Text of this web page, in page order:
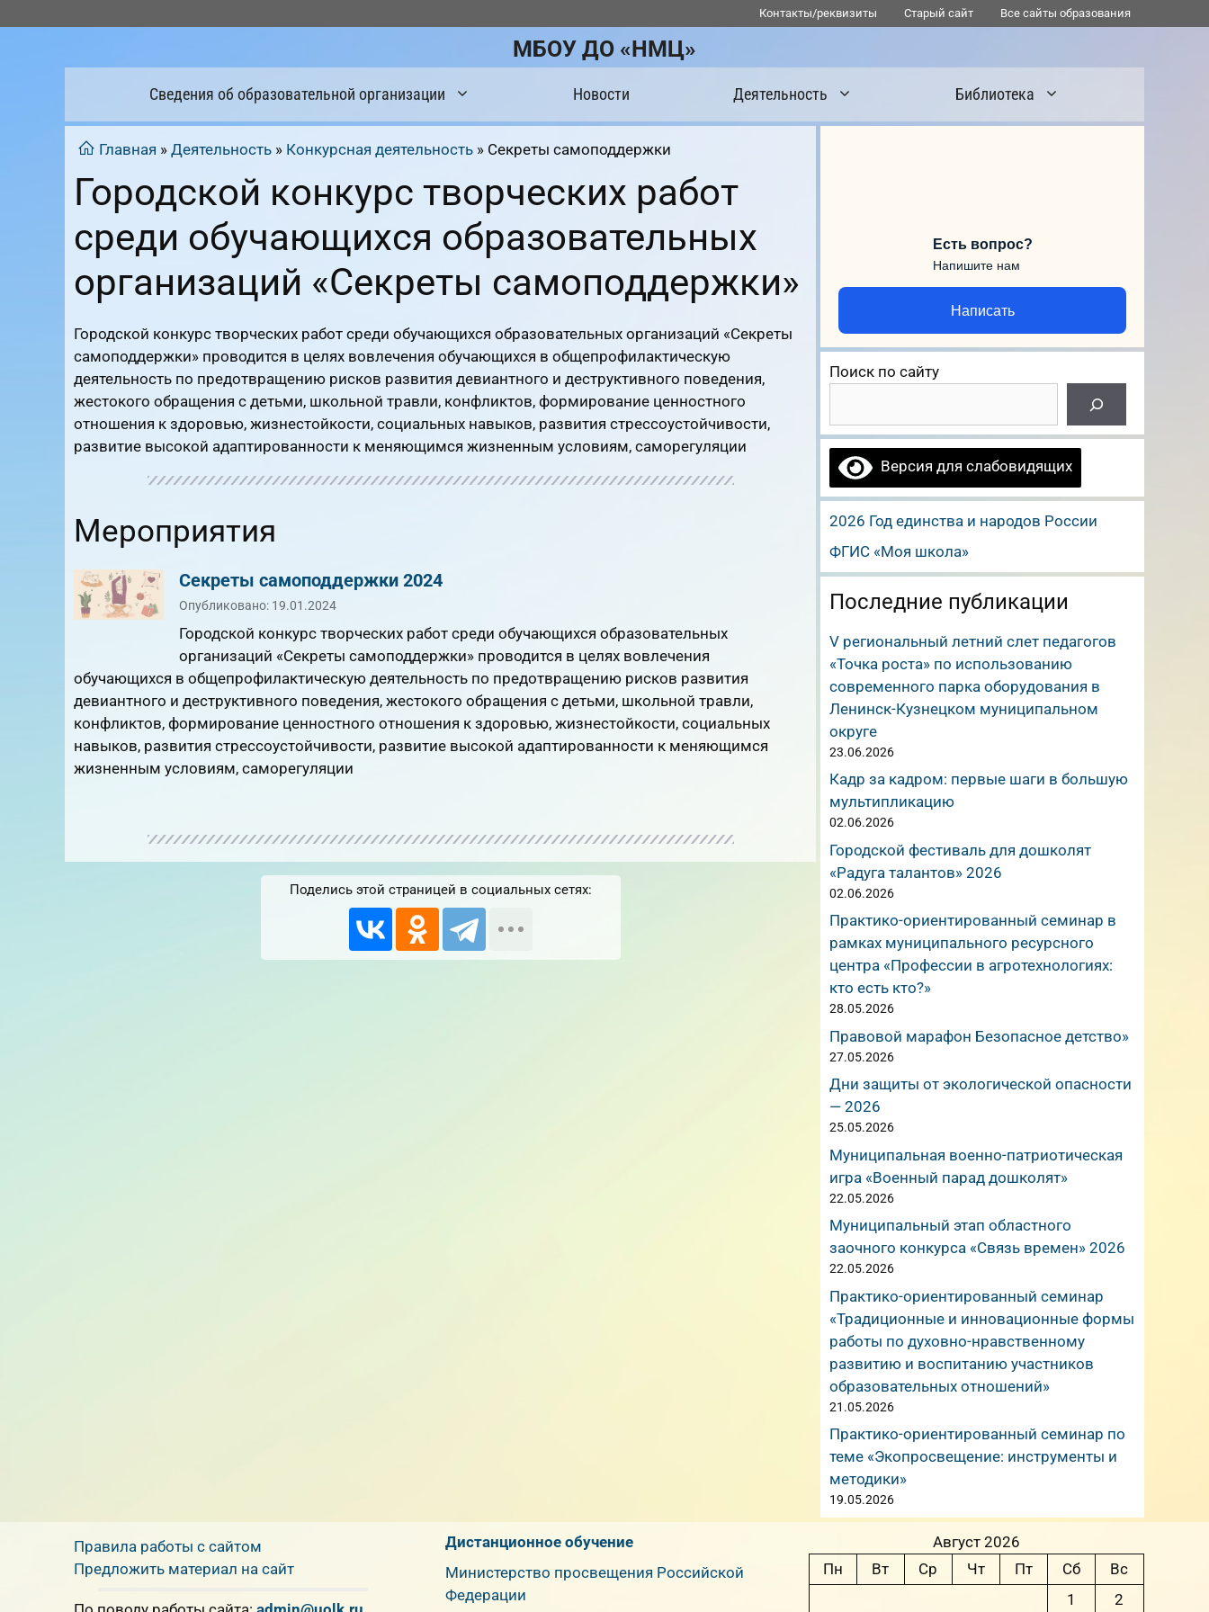
к
Контакты/реквизиты Старый сайт Все сайты образования
МБОУ ДО «НМЦ»
Сведения об образовательной организации Новости Деятельность Библиотека
Главная »Деятельность » Конкурсная деятельность » Секреты самоподдержки
Городской конкурс творческих работ
среди обучающихся образовательных
организаций «Секреты самоподдержки»
Городской конкурс творческих работ среди обучающихся образовательных организаций «Секреты
самоподдержки» проводится в целях вовлечения обучающихся в общепрофилактическую
деятельность по предотвращению рисков развития девиантного и деструктивного поведения,
жестокого обращения с детьми, школьной травли, конфликтов, формирование ценностного
отношения к здоровью, жизнестойкости, социальных навыков, развития стрессоустойчивости,
развитие высокой адаптированности к меняющимся жизненным условиям, саморегуляции
Мероприятия
Секреты самоподдержки 2024
Опубликовано: 19.01.2024
Городской конкурс творческих работ среди обучающихся образовательных
организаций «Секреты самоподдержки» проводится в целях вовлечения
обучающихся в общепрофилактическую деятельность по предотвращению рисков развития
девиантного и деструктивного поведения, жестокого обращения с детьми, школьной травли,
конфликтов, формирование ценностного отношения к здоровью, жизнестойкости, социальных
навыков, развития стрессоустойчивости, развитие высокой адаптированности к меняющимся
жизненным условиям, саморегуляции
Поделись этой страницей в социальных сетях:
Есть вопрос?
Напишите нам
Написать
Поиск по сайту
Версия для слабовидящих
2026 Год единства и народов России
ФГИС «Моя школа»
Последние публикации
V региональный летний слет педагогов
«Точка роста» по использованию
современного парка оборудования в
Ленинск-Кузнецком муниципальном
округе
23.06.2026
Кадр за кадром: первые шаги в большую
мультипликацию
02.06.2026
Городской фестиваль для дошколят
«Радуга талантов» 2026
02.06.2026
Практико-ориентированный семинар в
рамках муниципального ресурсного
центра «Профессии в агротехнологиях:
кто есть кто?»
28.05.2026
Правовой марафон Безопасное детство»
27.05.2026
Дни защиты от экологической опасности
— 2026
25.05.2026
Муниципальная военно-патриотическая
игра «Военный парад дошколят»
22.05.2026
Муниципальный этап областного
заочного конкурса «Связь времен» 2026
22.05.2026
Практико-ориентированный семинар
«Традиционные и инновационные формы
работы по духовно-нравственному
развитию и воспитанию участников
образовательных отношений»
21.05.2026
Практико-ориентированный семинар по
теме «Экопросвещение: инструменты и
методики»
19.05.2026
Правила работы с сайтом
Предложить материал на сайт
Дистанционное обучение
Министерство просвещения Российской
Федерации
Август 2026
Пн
Вт Ср Чт Пт Сб
Вс
1
2